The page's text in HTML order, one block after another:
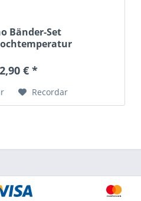
Bänder-Set
€ *
Recordar